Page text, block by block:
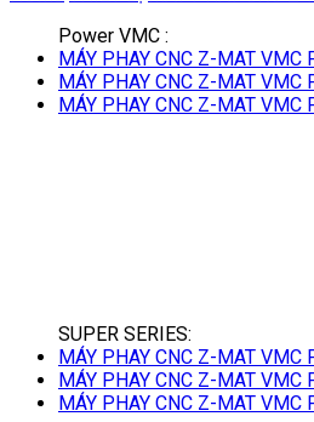
Power VMC :
MÁY PHAY CNC Z-MAT VMC
MÁY PHAY CNC Z-MAT VMC
MÁY PHAY CNC Z-MAT VMC
SUPER SERIES:
MÁY PHAY CNC Z-MAT VMC
MÁY PHAY CNC Z-MAT VMC
MÁY PHAY CNC Z-MAT VMC